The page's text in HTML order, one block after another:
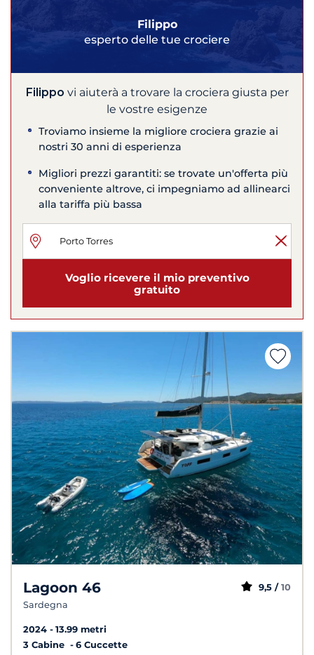
Filippo
esperto delle tue crociere
Filippo vi aiuterà a trovare la crociera giusta per
le vostre esigenze
Troviamo insieme la migliore crociera grazie ai
nostri 30 anni di esperienza
Migliori prezzi garantiti: se trovate un'offerta più
conveniente altrove, ci impegniamo ad allinearci
alla tariffa più bassa
Voglio ricevere il mio preventivo
gratuito
Lagoon 46
Sardegna
9,5 / 10
2024
13.99 metri
3 Cabine
6 Cuccette